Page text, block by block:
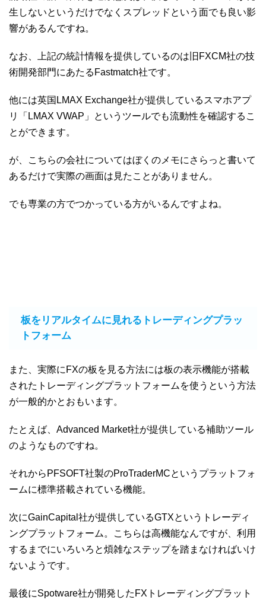
生しないというだけでなくスプレッドという面でも良い影
響があるんですね。
なお、上記の統計情報を提供しているのは旧FXCM社の技
術開発部門にあたるFastmatch社です。
他には英国LMAX Exchange社が提供しているスマホアプ
リ「LMAX VWAP」というツールでも流動性を確認するこ
とができます。
が、こちらの会社についてはぼくのメモにさらっと書いて
あるだけで実際の画面は見たことがありません。
でも専業の方でつかっている方がいるんですよね。
板をリアルタイムに見れるトレーディングプラッ
トフォーム
また、実際にFXの板を見る方法には板の表示機能が搭載
されたトレーディングプラットフォームを使うという方法
が一般的かとおもいます。
たとえば、Advanced Market社が提供している補助ツール
のようなものですね。
それからPFSOFT社製のProTraderMCというプラットフォ
ームに標準搭載されている機能。
次にGainCapital社が提供しているGTXというトレーディ
ングプラットフォーム。こちらは高機能なんですが、利用
するまでにいろいろと煩雑なステップを踏まなければいけ
ないようです。
最後にSpotware社が開発したFXトレーディングプラット